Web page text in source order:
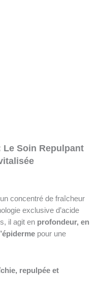
Le Soin Repulpant
concentré de fraîcheur
exclusive d’acide
il agit en profondeur, en
pour une
repulpée et